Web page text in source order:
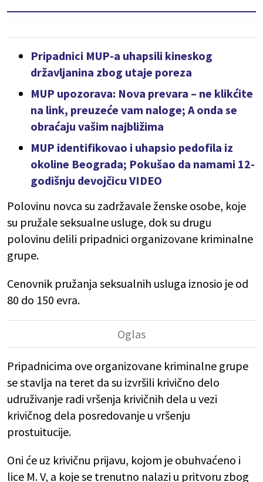
Pripadnici MUP-a uhapsili kineskog
državljanina zbog utaje poreza
MUP upozorava: Nova prevara – ne klikćite
na link, preuzeće vam naloge; A onda se
obraćaju vašim najbližima
MUP identifikovao i uhapsio pedofila iz
okoline Beograda; Pokušao da namami 12-
godišnju devojčicu VIDEO
Polovinu novca su zadržavale ženske osobe, koje
su pružale seksualne usluge, dok su drugu
polovinu delili pripadnici organizovane kriminalne
grupe.
Cenovnik pružanja seksualnih usluga iznosio je od
80 do 150 evra.
Pripadnicima ove organizovane kriminalne grupe
se stavlja na teret da su izvršili krivično delo
udruživanje radi vršenja krivičnih dela u vezi
krivičnog dela posredovanje u vršenju
prostuitucije.
Oni će uz krivičnu prijavu, kojom je obuhvaćeno i
lice M. V, a koje se trenutno nalazi u pritvoru zbog